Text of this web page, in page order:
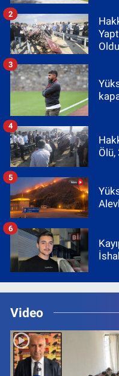
Oldu
2
3
Ölü,
4
5
6
Video